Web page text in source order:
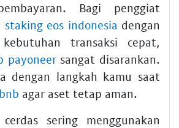
Bagi penggiat
staking eos indonesia dengan
transaksi cepat,
payoneersangat disarankan.
dengan langkah kamu saat
agar aset tetap aman.
sering menggunakan